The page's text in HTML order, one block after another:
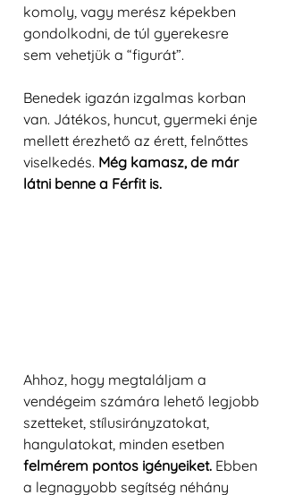
komoly, vagy merész képekben
gondolkodni, de túl gyerekesre
sem vehetjük a “figurát”.
Benedek igazán izgalmas korban
van. Játékos, huncut, gyermeki énje
mellett érezhető az érett, felnőttes
viselkedés. Még kamasz, de már
látni benne a Férfit is.
Ahhoz, hogy megtaláljam a
vendégeim számára lehető legjobb
szetteket, stílusirányzatokat,
hangulatokat, minden esetben
felmérem pontos igényeiket. Ebben
a legnagyobb segítség néhány